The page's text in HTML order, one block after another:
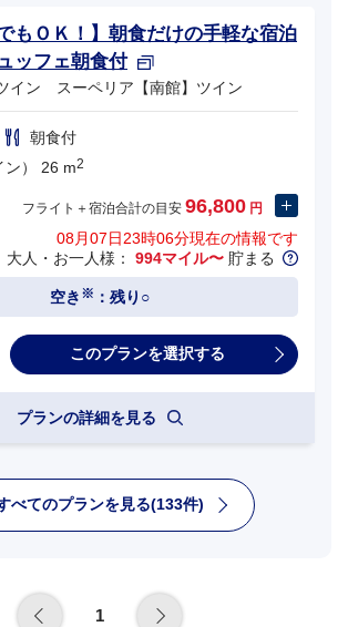
もＯＫ！】朝食だけの手軽な宿泊
ッフェ朝食付
ン スーペリア【南館】ツイン
朝食付
ン） 26 m2
フライト＋宿泊合計の目安 96,800 円
08月07日23時06分現在の情報です
大人・お一人様： 994マイル〜 貯まる
空き ※ ：残り○
プランの詳細を見る
べてのプランを見る(133件)
1